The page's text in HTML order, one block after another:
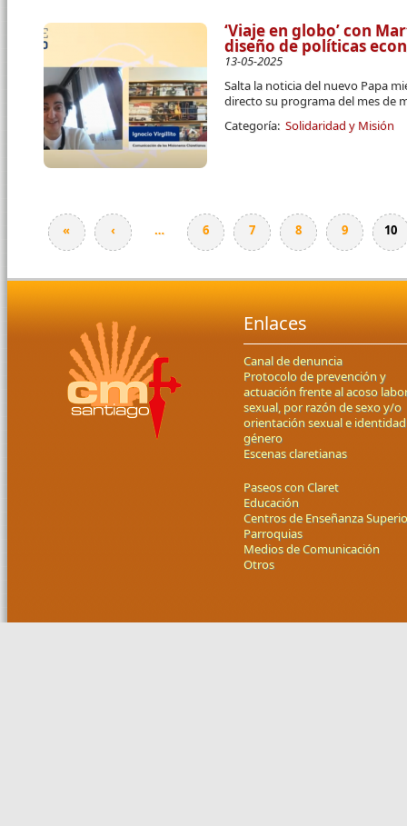
‘Viaje en globo’ con
diseño de políticas
13-05-2025
Salta la noticia del nuevo Papa
directo su programa del mes de
Categoría: Solidaridad y Misión
Páginas
« ‹ … 6 7 8 9 10
Enlaces
Canal de denuncia
Protocolo de prevención y
actuación frente al acoso
sexual, por razón de sexo y/o
orientación sexual e
género
Escenas claretianas
Paseos con Claret
Educación
Centros de Enseñanza
Parroquias
Medios de Comunicación
Otros